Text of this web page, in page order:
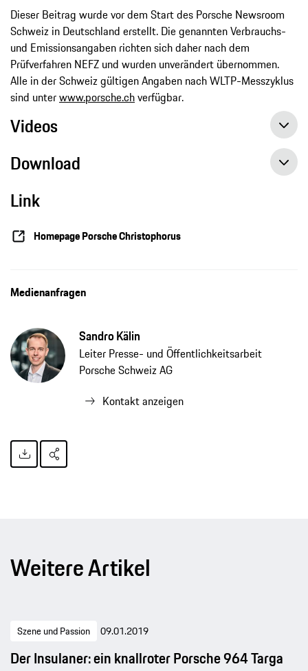
Dieser Beitrag wurde vor dem Start des Porsche Newsroom
Schweiz in Deutschland erstellt. Die genannten Verbrauchs-
und Emissionsangaben richten sich daher nach dem
Prüfverfahren NEFZ und wurden unverändert übernommen.
Alle in der Schweiz gültigen Angaben nach WLTP-Messzyklus
sind unterwww.porsche.chverfügbar.
Videos
Download
Link
Homepage Porsche Christophorus
Medienanfragen
Sandro Kälin
Leiter Presse- und Öffentlichkeitsarbeit
Porsche Schweiz AG
Kontakt anzeigen
Weitere Artikel
Szene und Passion 09.01.2019
Der Insulaner: ein knallroter Porsche 964 Targa